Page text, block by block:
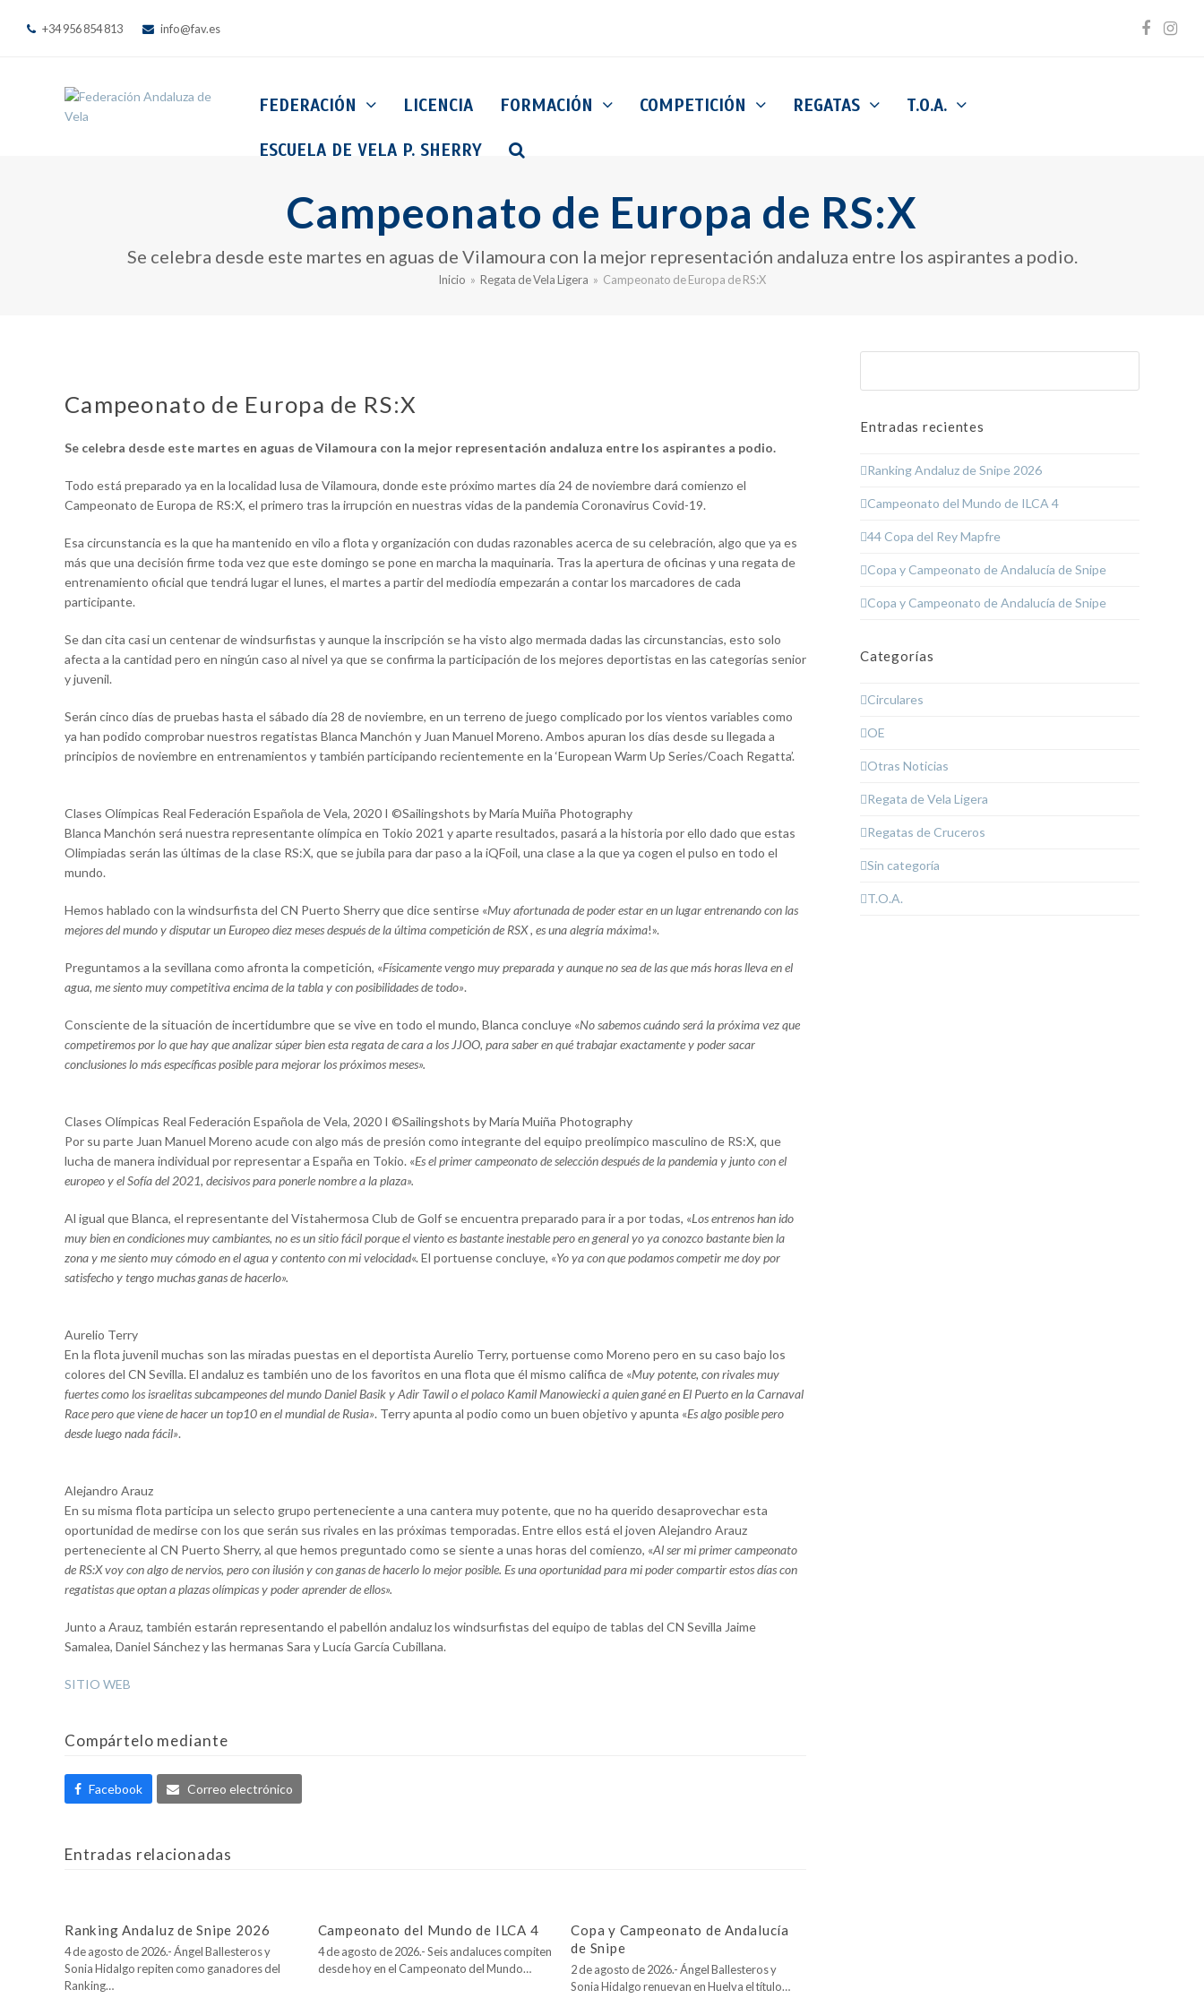
+34 956 854 813 info@fav.es
FEDERACIÓN LICENCIA FORMACIÓN COMPETICIÓN REGATAS T.O.A.
ESCUELA DE VELA P. SHERRY
Campeonato de Europa de RS:X
Se celebra desde este martes en aguas de Vilamoura con la mejor representación andaluza entre los aspirantes a podio.
Inicio » Regata de Vela Ligera » Campeonato de Europa de RS:X
Campeonato de Europa de RS:X
Se celebra desde este martes en aguas de Vilamoura con la mejor representación andaluza entre los aspirantes a podio.
Todo está preparado ya en la localidad lusa de Vilamoura, donde este próximo martes día 24 de noviembre dará comienzo el
Campeonato de Europa de RS:X, el primero tras la irrupción en nuestras vidas de la pandemia Coronavirus Covid-19.
Esa circunstancia es la que ha mantenido en vilo a flota y organización con dudas razonables acerca de su celebración, algo que ya es
más que una decisión firme toda vez que este domingo se pone en marcha la maquinaria. Tras la apertura de oficinas y una regata de
entrenamiento oficial que tendrá lugar el lunes, el martes a partir del mediodía empezarán a contar los marcadores de cada
participante.
Se dan cita casi un centenar de windsurfistas y aunque la inscripción se ha visto algo mermada dadas las circunstancias, esto solo
afecta a la cantidad pero en ningún caso al nivel ya que se confirma la participación de los mejores deportistas en las categorías senior
y juvenil.
Serán cinco días de pruebas hasta el sábado día 28 de noviembre, en un terreno de juego complicado por los vientos variables como
ya han podido comprobar nuestros regatistas Blanca Manchón y Juan Manuel Moreno. Ambos apuran los días desde su llegada a
principios de noviembre en entrenamientos y también participando recientemente en la ‘European Warm Up Series/Coach Regatta’.
Clases Olímpicas Real Federación Española de Vela, 2020 I ©Sailingshots by María Muiña Photography
Blanca Manchón será nuestra representante olímpica en Tokio 2021 y aparte resultados, pasará a la historia por ello dado que estas
Olimpiadas serán las últimas de la clase RS:X, que se jubila para dar paso a la iQFoil, una clase a la que ya cogen el pulso en todo el
mundo.
Hemos hablado con la windsurfista del CN Puerto Sherry que dice sentirse «Muy afortunada de poder estar en un lugar entrenando con las
mejores del mundo y disputar un Europeo diez meses después de la última competición de RSX , es una alegría máxima!».
Preguntamos a la sevillana como afronta la competición, «Físicamente vengo muy preparada y aunque no sea de las que más horas lleva en el
agua, me siento muy competitiva encima de la tabla y con posibilidades de todo».
Consciente de la situación de incertidumbre que se vive en todo el mundo, Blanca concluye «No sabemos cuándo será la próxima vez que
competiremos por lo que hay que analizar súper bien esta regata de cara a los JJOO, para saber en qué trabajar exactamente y poder sacar
conclusiones lo más específicas posible para mejorar los próximos meses».
Clases Olímpicas Real Federación Española de Vela, 2020 I ©Sailingshots by María Muiña Photography
Por su parte Juan Manuel Moreno acude con algo más de presión como integrante del equipo preolímpico masculino de RS:X, que
lucha de manera individual por representar a España en Tokio. «Es el primer campeonato de selección después de la pandemia y junto con el
europeo y el Sofía del 2021, decisivos para ponerle nombre a la plaza».
Al igual que Blanca, el representante del Vistahermosa Club de Golf se encuentra preparado para ir a por todas, «Los entrenos han ido
muy bien en condiciones muy cambiantes, no es un sitio fácil porque el viento es bastante inestable pero en general yo ya conozco bastante bien la
zona y me siento muy cómodo en el agua y contento con mi velocidad«. El portuense concluye, «Yo ya con que podamos competir me doy por
satisfecho y tengo muchas ganas de hacerlo».
Aurelio Terry
En la flota juvenil muchas son las miradas puestas en el deportista Aurelio Terry, portuense como Moreno pero en su caso bajo los
colores del CN Sevilla. El andaluz es también uno de los favoritos en una flota que él mismo califica de «Muy potente, con rivales muy
fuertes como los israelitas subcampeones del mundo Daniel Basik y Adir Tawil o el polaco Kamil Manowiecki a quien gané en El Puerto en la Carnaval
Race pero que viene de hacer un top10 en el mundial de Rusia». Terry apunta al podio como un buen objetivo y apunta «Es algo posible pero
desde luego nada fácil».
Alejandro Arauz
En su misma flota participa un selecto grupo perteneciente a una cantera muy potente, que no ha querido desaprovechar esta
oportunidad de medirse con los que serán sus rivales en las próximas temporadas. Entre ellos está el joven Alejandro Arauz
perteneciente al CN Puerto Sherry, al que hemos preguntado como se siente a unas horas del comienzo, «Al ser mi primer campeonato
de RS:X voy con algo de nervios, pero con ilusión y con ganas de hacerlo lo mejor posible. Es una oportunidad para mi poder compartir estos días con
regatistas que optan a plazas olímpicas y poder aprender de ellos».
Junto a Arauz, también estarán representando el pabellón andaluz los windsurfistas del equipo de tablas del CN Sevilla Jaime
Samalea, Daniel Sánchez y las hermanas Sara y Lucía García Cubillana.
SITIO WEB
Compártelo mediante
Facebook Correo electrónico
Entradas relacionadas
Ranking Andaluz de Snipe 2026
4 de agosto de 2026.- Ángel Ballesteros y
Sonia Hidalgo repiten como ganadores del
Ranking…
Campeonato del Mundo de ILCA 4
4 de agosto de 2026.- Seis andaluces compiten
desde hoy en el Campeonato del Mundo…
Copa y Campeonato de Andalucía
de Snipe
2 de agosto de 2026.- Ángel Ballesteros y
Sonia Hidalgo renuevan en Huelva el título…
Entradas recientes
Ranking Andaluz de Snipe 2026
Campeonato del Mundo de ILCA 4
44 Copa del Rey Mapfre
Copa y Campeonato de Andalucía de Snipe
Copa y Campeonato de Andalucía de Snipe
Categorías
Circulares
OE
Otras Noticias
Regata de Vela Ligera
Regatas de Cruceros
Sin categoría
T.O.A.